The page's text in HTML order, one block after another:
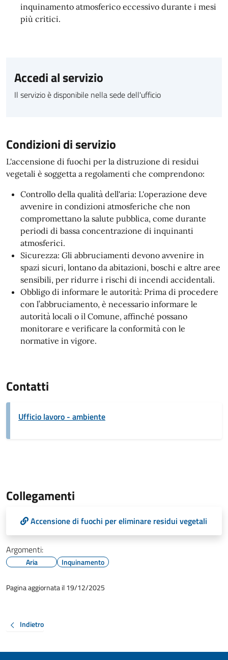
inquinamento atmosferico eccessivo durante i mesi
più critici.
Accedi al servizio
Il servizio è disponibile nella sede dell'ufficio
Condizioni di servizio
L'accensione di fuochi per la distruzione di residui
vegetali è soggetta a regolamenti che comprendono:
Controllo della qualità dell'aria: L'operazione deve
avvenire in condizioni atmosferiche che non
compromettano la salute pubblica, come durante
periodi di bassa concentrazione di inquinanti
atmosferici.
Sicurezza: Gli abbruciamenti devono avvenire in
spazi sicuri, lontano da abitazioni, boschi e altre aree
sensibili, per ridurre i rischi di incendi accidentali.
Obbligo di informare le autorità: Prima di procedere
con l’abbruciamento, è necessario informare le
autorità locali o il Comune, affinché possano
monitorare e verificare la conformità con le
normative in vigore.
Contatti
Ufficio lavoro - ambiente
Collegamenti
Accensione di fuochi per eliminare residui vegetali
Argomenti:
Aria Inquinamento
Pagina aggiornata il 19/12/2025
Indietro